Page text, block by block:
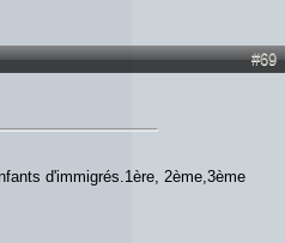
#69
d'immigrés.1ère, 2ème,3ème